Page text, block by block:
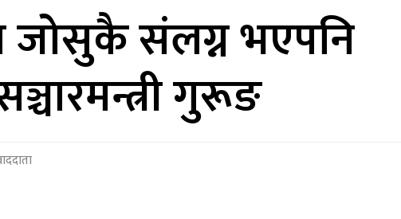
जोसुकै संलग्न भएपनि
गुरूङ